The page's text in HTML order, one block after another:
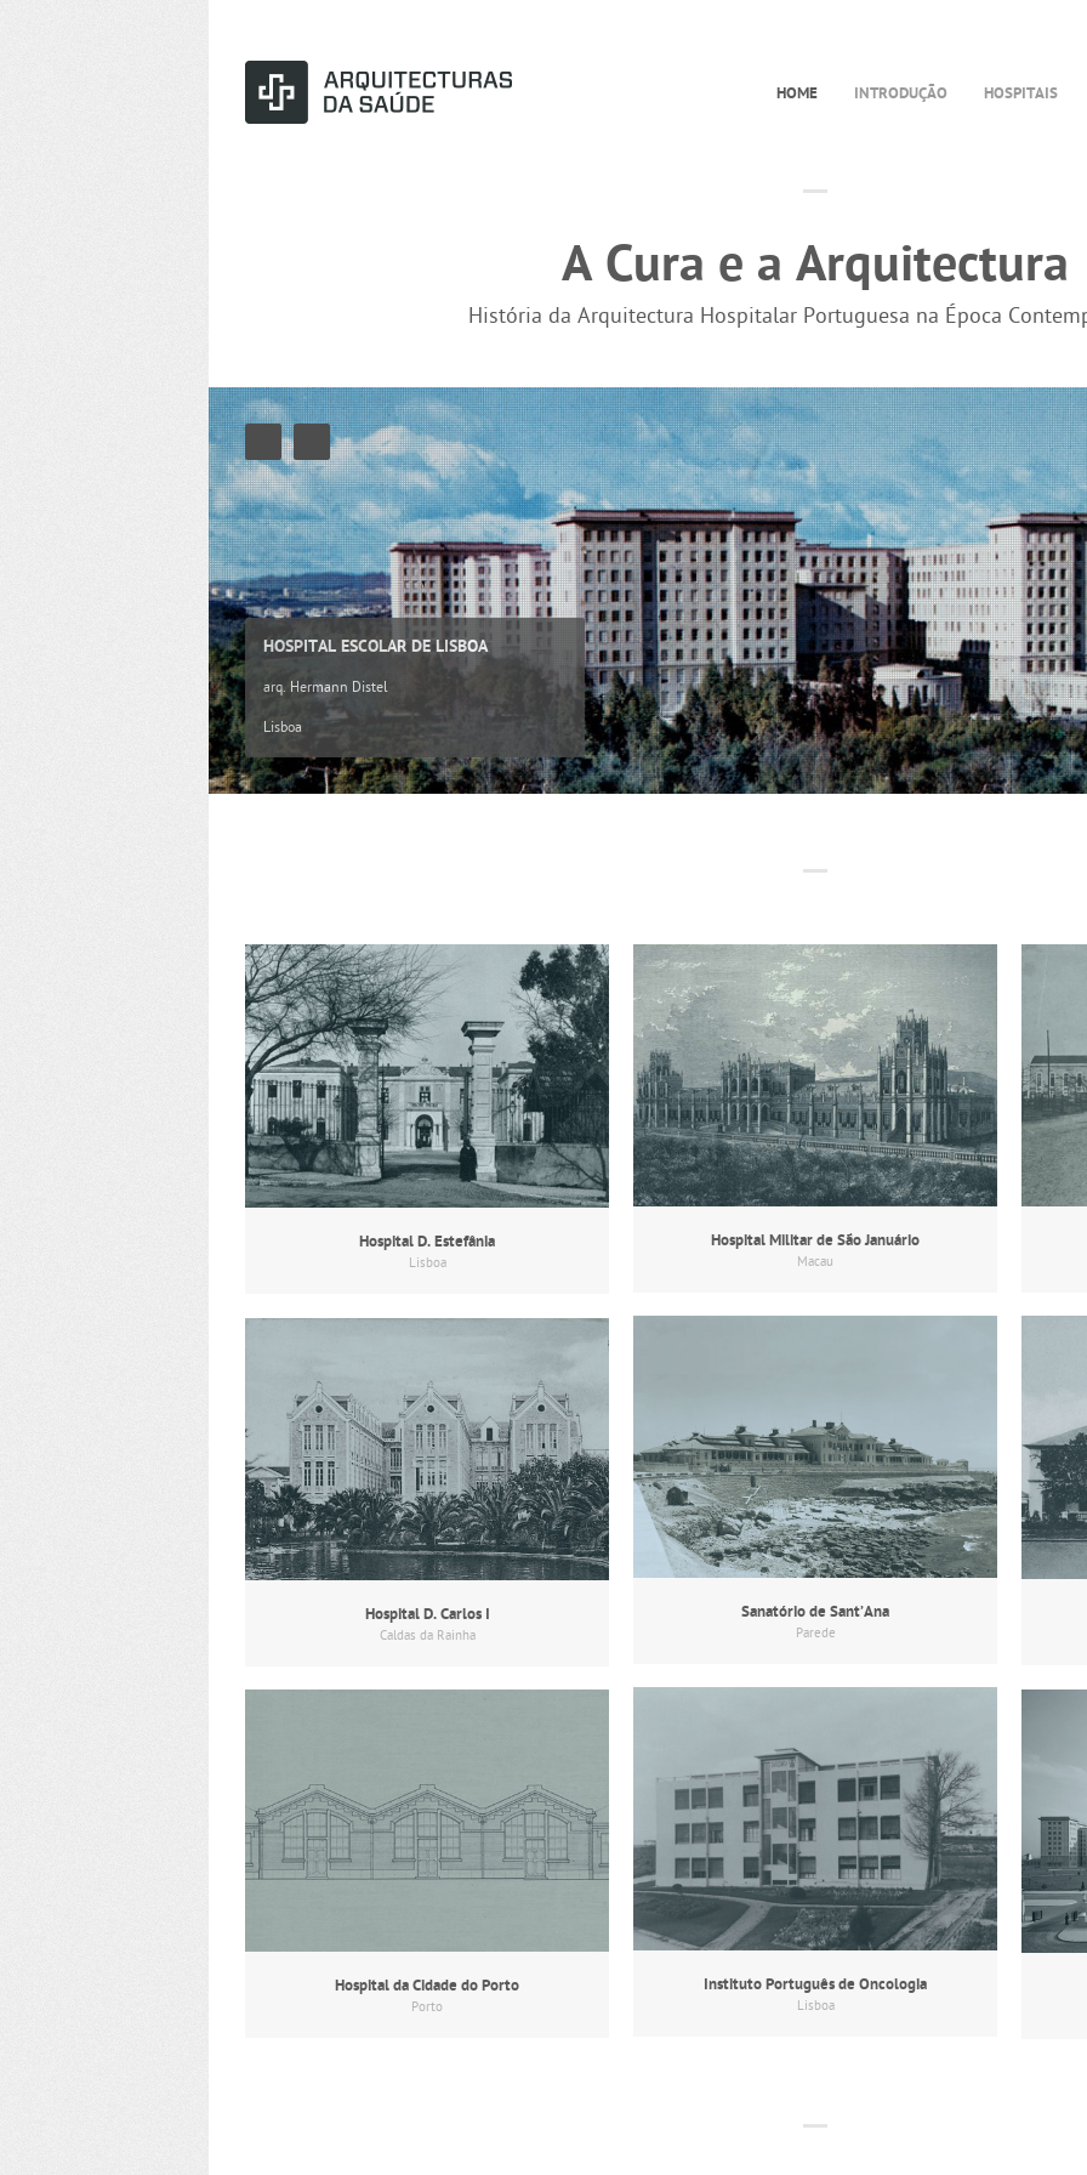
HOME INTRODUÇÃO HOSPITAIS
A Cura e a Arquitectura
História da Arquitectura Hospitalar Portuguesa na Época
HOSPITAL ESCOLAR DE LISBOA
arq. Hermann Distel
Lisboa
Hospital D. Estefânia
Lisboa
Hospital Militar de São Januário
Macau
Sanatório de Sant’Ana
Parede
Hospital D. Carlos I
Caldas da Rainha
Instituto Português de Oncologia
Lisboa
Hospital da Cidade do Porto
Porto